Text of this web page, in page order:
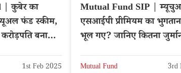
| कुबेर का
फंड स्कीम,
बना
1st Feb 2025
Mutual Fund SIP |
एसआईपी प्रीमियम का
भूल गए? जानिए कितना
Mutual Fund 3rd